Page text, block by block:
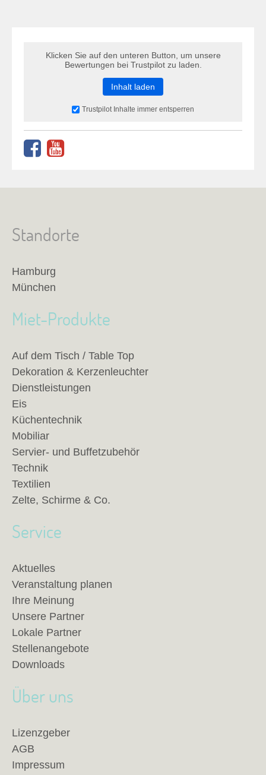
Klicken Sie auf den unteren Button, um unsere
Bewertungen bei Trustpilot zu laden.
Inhalt laden
Trustpilot Inhalte immer entsperren
Standorte
Hamburg
München
Miet-Produkte
Auf dem Tisch / Table Top
Dekoration & Kerzenleuchter
Dienstleistungen
Eis
Küchentechnik
Mobiliar
Servier- und Buffetzubehör
Technik
Textilien
Zelte, Schirme & Co.
Service
Aktuelles
Veranstaltung planen
Ihre Meinung
Unsere Partner
Lokale Partner
Stellenangebote
Downloads
Über uns
Lizenzgeber
AGB
Impressum